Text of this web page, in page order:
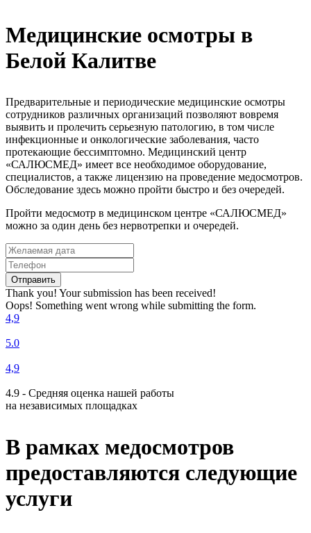
Медицинские осмотры в
Белой Калитве
Предварительные и периодические медицинские осмотры
сотрудников различных организаций позволяют вовремя
выявить и пролечить серьезную патологию, в том числе
инфекционные и онкологические заболевания, часто
протекающие бессимптомно. Медицинский центр
«САЛЮСМЕД» имеет все необходимое оборудование,
специалистов, а также лицензию на проведение медосмотров.
Обследование здесь можно пройти быстро и без очередей.
Пройти медосмотр в медицинском центре «САЛЮСМЕД»
можно за один день без нервотрепки и очередей.
Thank you! Your submission has been received!
Oops! Something went wrong while submitting the form.
4,9
5.0
4,9
4.9 - Средняя оценка нашей работы
на независимых площадках
В рамках медосмотров
предоставляются следующие
услуги